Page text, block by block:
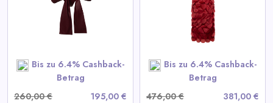
Bis zu 6.4% Cashback-
Betrag
260,00 €
195,00 €
Bis zu 6.4% Cashback-
Betrag
476,00 €
381,00 €
View All LIKA Deals
SHOP NOW